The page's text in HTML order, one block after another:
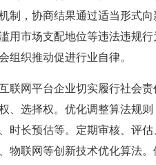
制，协商结果通过适当形式
用市场支配地位等违法违规
组织推动促进行业自律。
网平台企业切实履行社会责
、选择权。优化调整算法规
时长预估等。定期审核、评估
物联网等创新技术优化算法